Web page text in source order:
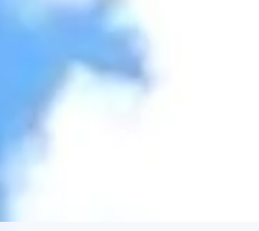
Screen reader